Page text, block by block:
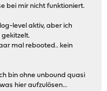
bei mir nicht funktioniert.
level aktiv, aber ich
mal rebooted.. kein
bin ohne unbound quasi
hier aufzulösen...